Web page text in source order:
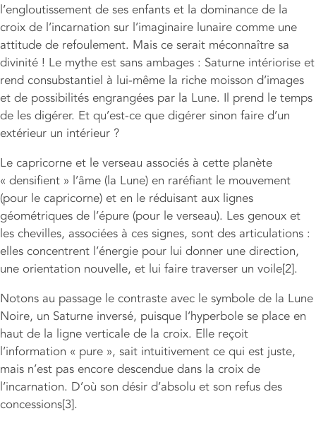
l’engloutissement de ses enfants et la dominance de la
croix de l’incarnation sur l’imaginaire lunaire comme une
attitude de refoulement. Mais ce serait méconnaître sa
divinité ! Le mythe est sans ambages : Saturne intériorise et
rend consubstantiel à lui-même la riche moisson d’images
et de possibilités engrangées par la Lune. Il prend le temps
de les digérer. Et qu’est-ce que digérer sinon faire d’un
extérieur un intérieur ?
Le capricorne et le verseau associés à cette planète
« densifient » l’âme (la Lune) en raréfiant le mouvement
(pour le capricorne) et en le réduisant aux lignes
géométriques de l’épure (pour le verseau). Les genoux et
les chevilles, associées à ces signes, sont des articulations :
elles concentrent l’énergie pour lui donner une direction,
une orientation nouvelle, et lui faire traverser un voile[2].
Notons au passage le contraste avec le symbole de la Lune
Noire, un Saturne inversé, puisque l’hyperbole se place en
haut de la ligne verticale de la croix. Elle reçoit
l’information « pure », sait intuitivement ce qui est juste,
mais n’est pas encore descendue dans la croix de
l’incarnation. D’où son désir d’absolu et son refus des
concessions[3].